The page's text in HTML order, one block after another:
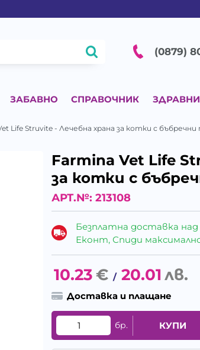
(0879)
ЗАБАВНО СПРАВОЧНИК
Life Struvite - Лечебна храна за котки с
Farmina Vet Life
за котки с
АРТ.№: 213108
Безплатна доставка
Еконт, Спиди
10.23€ / 20.01лв.
Доставка и плащане
бр. КУПИ